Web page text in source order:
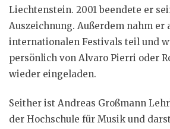
Liechtenstein. 2001 beendete er
Auszeichnung. Außerdem nahm er
internationalen Festivals teil und
persönlich von Alvaro Pierri oder
wieder eingeladen.
Seither ist Andreas Großmann
der Hochschule für Musik und